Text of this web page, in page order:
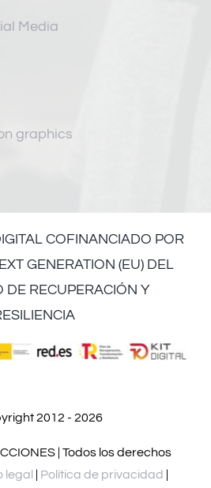
Media
graphics
COFINANCIADO POR
GENERATION (EU) DEL
DE RECUPERACIÓN Y
2012 - 2026
| Todos los derechos
legal Política de privacidad